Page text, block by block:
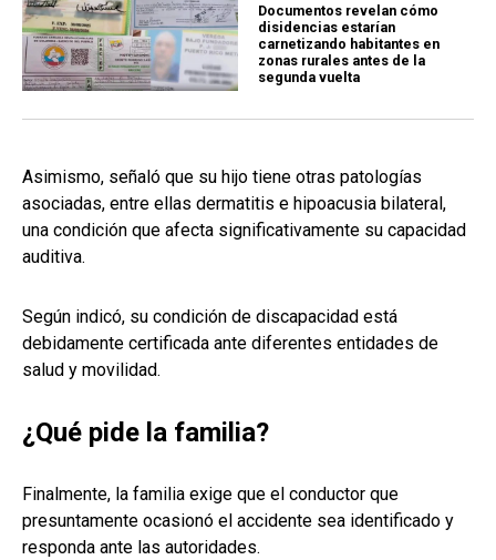
Documentos revelan cómo
disidencias estarían
carnetizando habitantes en
zonas rurales antes de la
segunda vuelta
Asimismo, señaló que su hijo tiene otras patologías
asociadas, entre ellas dermatitis e hipoacusia bilateral,
una condición que afecta significativamente su capacidad
auditiva.
Según indicó, su condición de discapacidad está
debidamente certificada ante diferentes entidades de
salud y movilidad.
¿Qué pide la familia?
Finalmente, la familia exige que el conductor que
presuntamente ocasionó el accidente sea identificado y
responda ante las autoridades.